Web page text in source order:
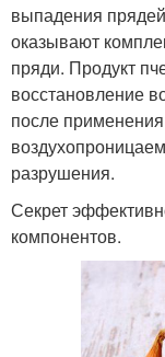
выпадения
оказывают
пряди. Продукт
восстановление
после
разрушения.
Секрет
компонентов.